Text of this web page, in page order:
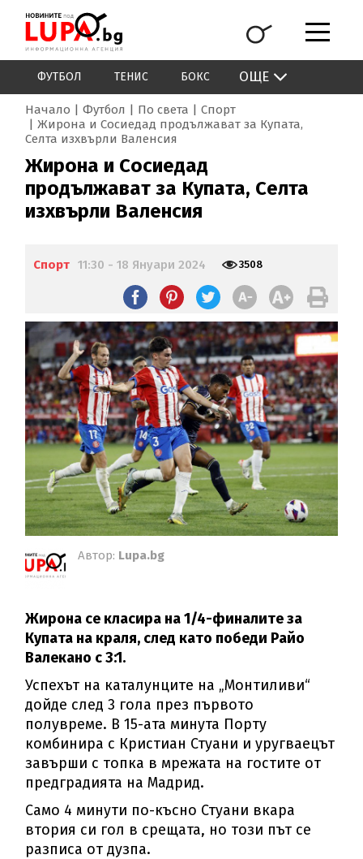
ФУТБОЛ ТЕНИС БОКС ОЩЕ
Начало Футбол По света
Спорт
Жирона и Сосиедад продължават за Купата,
Селта изхвърли Валенсия
Жирона и Сосиедад
продължават за Купата, Селта
изхвърли Валенсия
Спорт 11:30 - 18 Януари 2024 3508
Автор: Lupa.bg
Жирона се класира на 1/4-финалите за
Купата на краля, след като победи Райо
Валекано с 3:1.
Успехът на каталунците на „Монтиливи“
дойде след 3 гола през първото
полувреме. В 15-ата минута Порту
комбинира с Кристиан Стуани и уругваецът
завърши с топка в мрежата на гостите от
предградията на Мадрид.
Само 4 минути по-късно Стуани вкара
втория си гол в срещата, но този път се
разписа от дузпа.